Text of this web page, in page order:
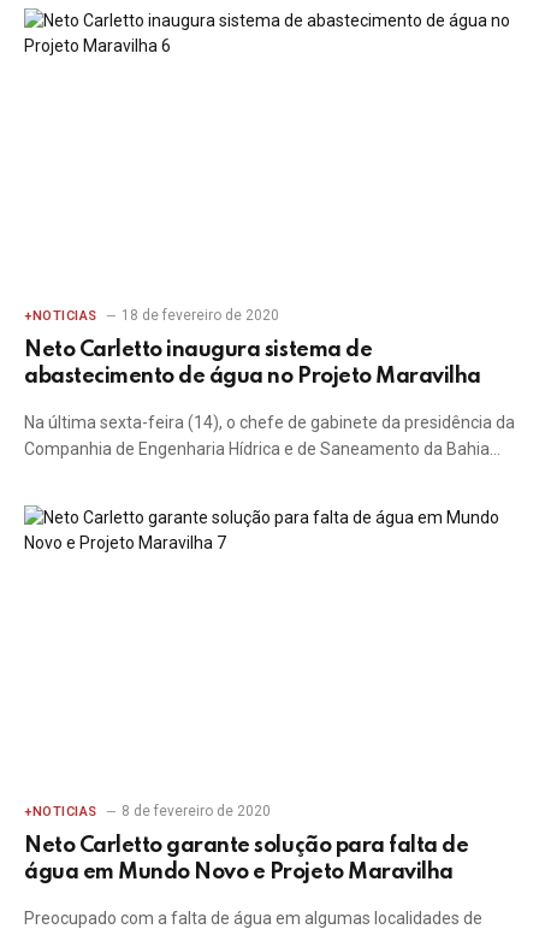
+NOTICIAS 18 de fevereiro de 2020
Neto Carletto inaugura sistema de
abastecimento de água no Projeto Maravilha
Na última sexta-feira (14), o chefe de gabinete da presidência da
Companhia de Engenharia Hídrica e de Saneamento da Bahia…
+NOTICIAS 8 de fevereiro de 2020
Neto Carletto garante solução para falta de
água em Mundo Novo e Projeto Maravilha
Preocupado com a falta de água em algumas localidades de